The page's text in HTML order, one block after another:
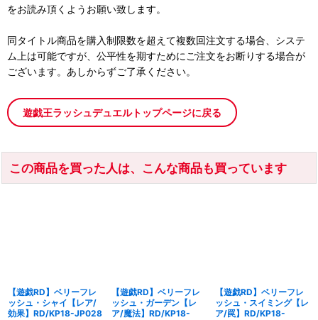
をお読み頂くようお願い致します。
同タイトル商品を購入制限数を超えて複数回注文する場合、システ
ム上は可能ですが、公平性を期すためにご注文をお断りする場合が
ございます。あしからずご了承ください。
遊戯王ラッシュデュエルトップページに戻る
この商品を買った人は、こんな商品も買っています
【遊戯RD】ベリーフレ
ッシュ・シャイ【レア/
効果】RD/KP18-JP028
【遊戯RD】ベリーフレ
ッシュ・ガーデン【レ
ア/魔法】RD/KP18-
【遊戯RD】ベリーフレ
ッシュ・スイミング【レ
ア/罠】RD/KP18-